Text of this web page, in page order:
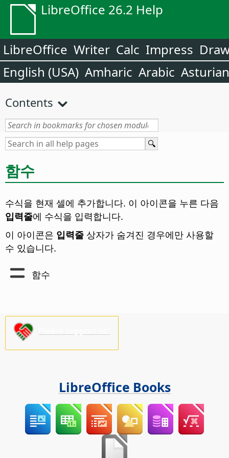
LibreOffice 26.2 Help
LibreOffice Writer Calc Impress
English (USA) Amharic Arabic Asturian
Contents
함수
수식을 현재 셀에 추가합니다. 이 아이콘을 누른 다음
입력줄에 수식을 입력합니다.
이 아이콘은 입력줄 상자가 숨겨진 경우에만 사용할
수 있습니다.
함수
LibreOffice Books